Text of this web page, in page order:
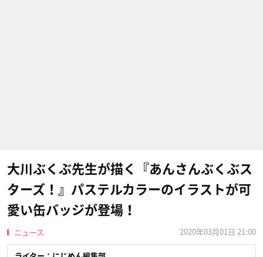
大川ぶくぶ先生が描く『あんさんぶくぶス
ターズ！』パステルカラーのイラストが可
愛い缶バッジが登場！
ニュース 2020年03月01日 21:00